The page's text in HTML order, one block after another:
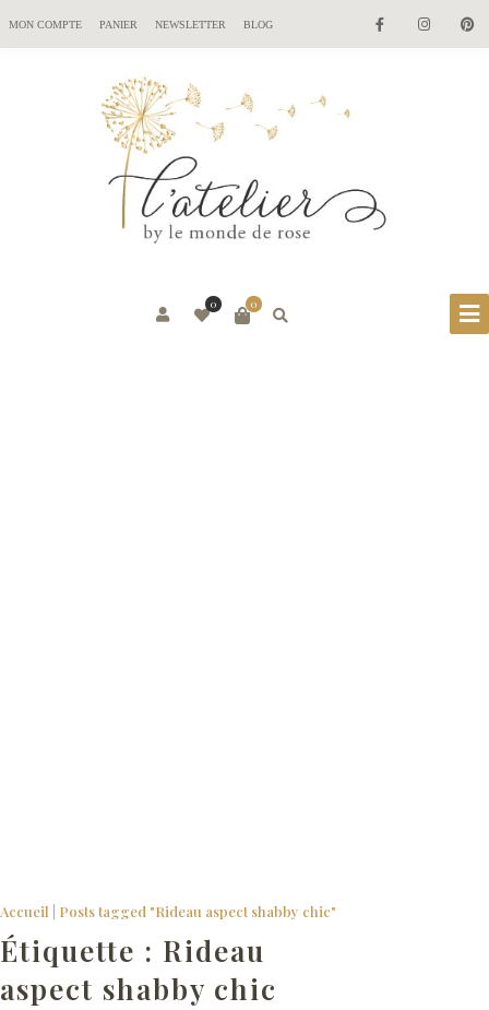
MON COMPTE PANIER NEWSLETTER BLOG
0
0
Accueil Posts tagged "Rideau aspect shabby chic"
Étiquette : Rideau
aspect shabby chic